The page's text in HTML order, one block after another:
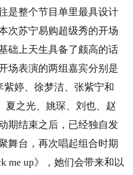
是整个节目单里最具设计
次苏宁易购超级秀的开场
础上天生具备了颇高的话
场表演的两组嘉宾分别是
紫婷、徐梦洁、张紫宁和
夏之光、姚琛、刘也、赵
期结束之后，已经独自发
舞台，再次唱起组合时期
me up》，她们会带来和以